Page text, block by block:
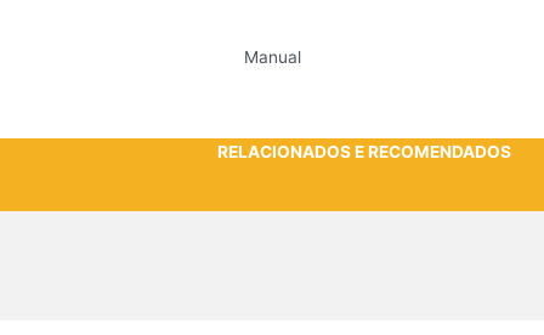
Manual
RELACIONADOS E RECOMENDADOS